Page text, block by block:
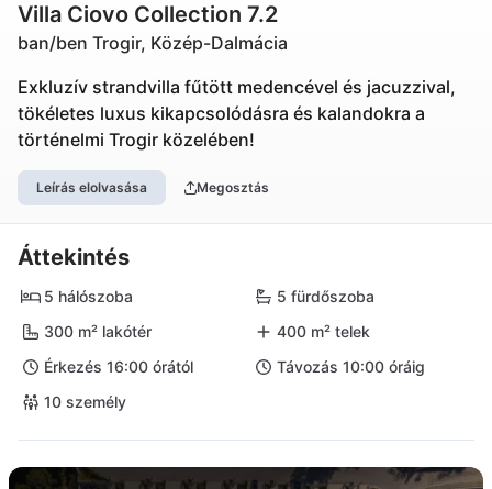
Villa Ciovo Collection 7.2
ban/ben Trogir, Közép-Dalmácia
Exkluzív strandvilla fűtött medencével és jacuzzival,
tökéletes luxus kikapcsolódásra és kalandokra a
történelmi Trogir közelében!
Leírás elolvasása Megosztás
Áttekintés
5 hálószoba
5 fürdőszoba
300 m² lakótér
400 m² telek
Érkezés 16:00 órától
Távozás 10:00 óráig
10 személy